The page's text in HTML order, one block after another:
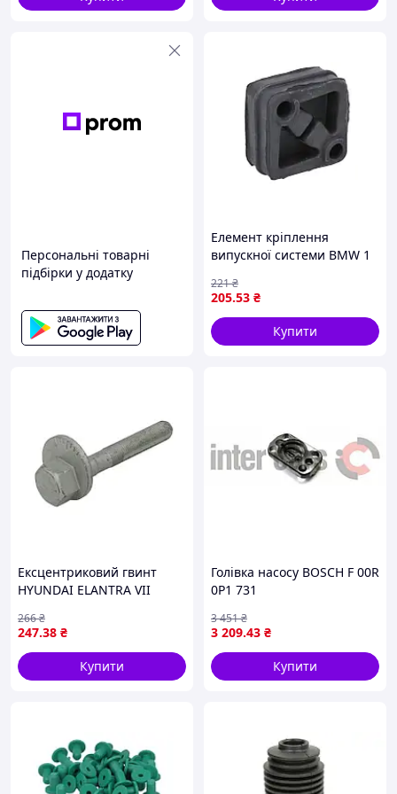
Персональні товарні
підбірки у додатку
Елемент кріплення
випускної системи BMW 1
(E88), 5 (E60), 5 (E61), 5
(F10), 5 (F11), 6 (E63), 6 (E64),
205.53 ₴
221₴
Купити
Ексцентриковий гвинт
HYUNDAI ELANTRA VII
247.38 ₴
266₴
Купити
Голівка насосу BOSCH F 00R
0P1 731
3 209.43 ₴
3 451₴
Купити